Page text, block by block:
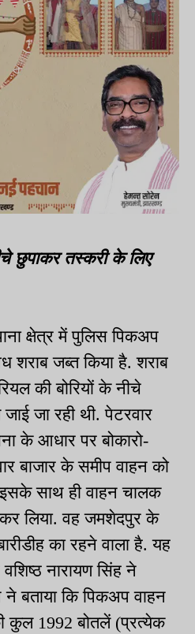
छुपाकर तस्करी के लिए
क्षेत्र में पुलिस पिकअप
शराब जब्त किया है. शराब
की बोरियों के नीचे
जा रही थी. पेटरवार
के आधार पर बोकारो-
बाजार के समीप वाहन को
साथ ही वाहन चालक
कर लिया. वह जमशेदपुर के
का रहने वाला है. यह
नारायण सिंह ने
ने बताया कि पिकअप वाहन
कुल 1992 बोतलें (प्रत्येक